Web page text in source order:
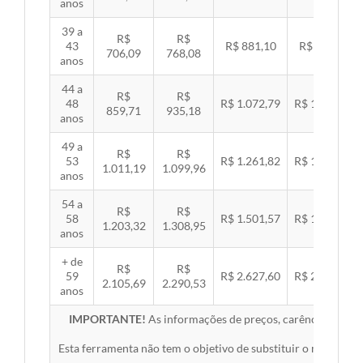
39 a
43
anos
R$
706,09
R$
768,08
R$ 881,10 R$ 907,99
44 a
48
anos
R$
859,71
R$
935,18
R$ 1.072,79 R$ 1.105,53
49 a
53
anos
R$
1.011,19
R$
1.099,96
R$ 1.261,82 R$ 1.300,32
54 a
58
anos
R$
1.203,32
R$
1.308,95
R$ 1.501,57 R$ 1.547,38
+ de
59
anos
R$
2.105,69
R$
2.290,53
R$ 2.627,60 R$ 2.707,76
IMPORTANTE! As informações de preços, carências,
Esta ferramenta não tem o objetivo de substituir o material